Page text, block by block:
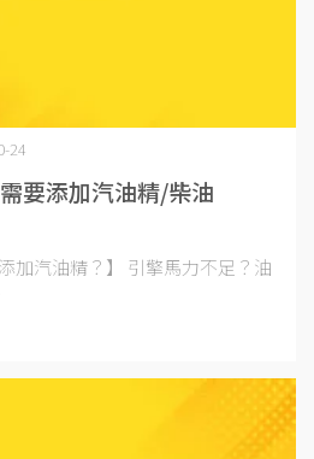
要添加汽油精/柴油
24
加汽油精？】 引擎馬力不足？油